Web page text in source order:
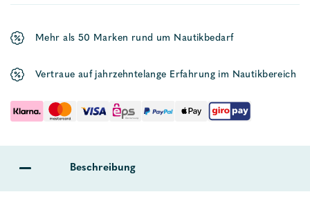
MengeMehr als 50 Marken rund um Nautikbedarf
Vertraue auf jahrzehntelange Erfahrung im Nautikbereich
Beschreibung